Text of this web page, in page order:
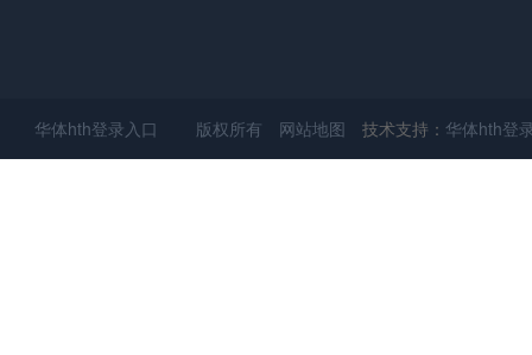
华体hth登录入口 版权所有 网站地图 技术支持：华体hth登